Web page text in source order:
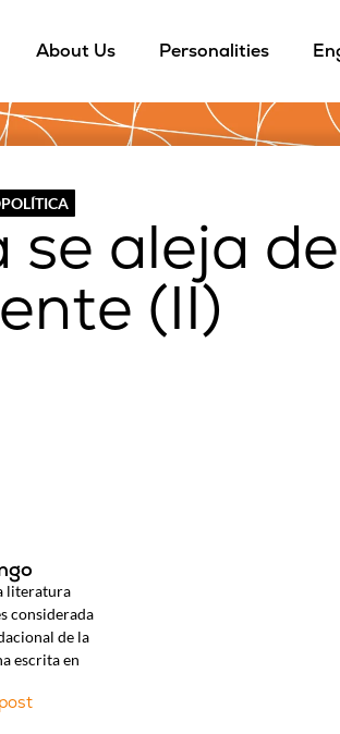
About Us Personalities
se aleja de
(II)
literatura
considerada
de la
escrita en